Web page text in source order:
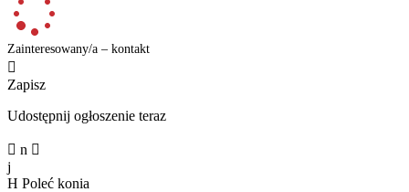
Zainteresowany/a – kontakt

Zapisz
Udostępnij ogłoszenie teraz
 n 
j
H Poleć konia